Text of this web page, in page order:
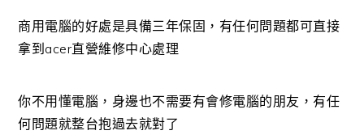
商用電腦的好處是具備三年保固，有任何問題都可直接
拿到acer直營維修中心處理
你不用懂電腦，身邊也不需要有會修電腦的朋友，有任
何問題就整台抱過去就對了